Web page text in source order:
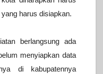
harus disiapkan.
berlangsung ada
menyiapkan data
di kabupatennya